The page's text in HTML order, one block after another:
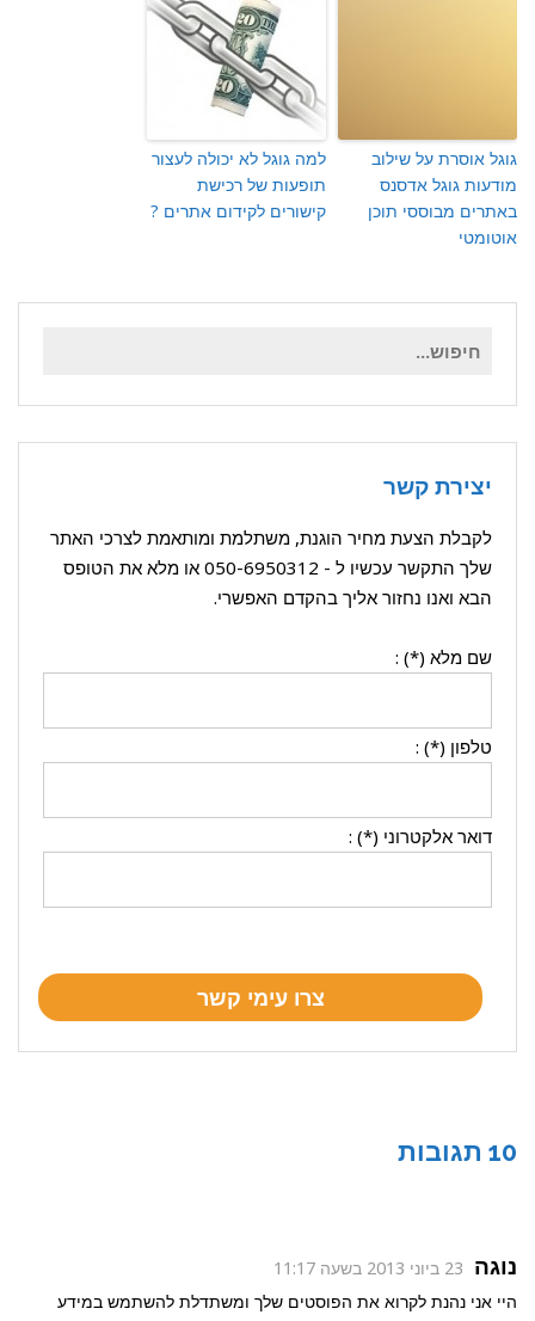
גוגל אוסרת על שילוב
מודעות גוגל אדסנס
באתרים מבוססי תוכן
אוטומטי
למה גוגל לא יכולה לעצור
תופעות של רכישת
קישורים לקידום אתרים ?
יצירת קשר
לקבלת הצעת מחיר הוגנת, משתלמת ומותאמת לצרכי האתר
שלך התקשר עכשיו ל - 050-6950312 או מלא את הטופס
הבא ואנו נחזור אליך בהקדם האפשרי.
שם מלא (*) :
טלפון (*) :
דואר אלקטרוני (*) :
10 תגובות
נוגה 23 ביוני 2013 בשעה 11:17
היי אני נהנת לקרוא את הפוסטים שלך ומשתדלת להשתמש במידע